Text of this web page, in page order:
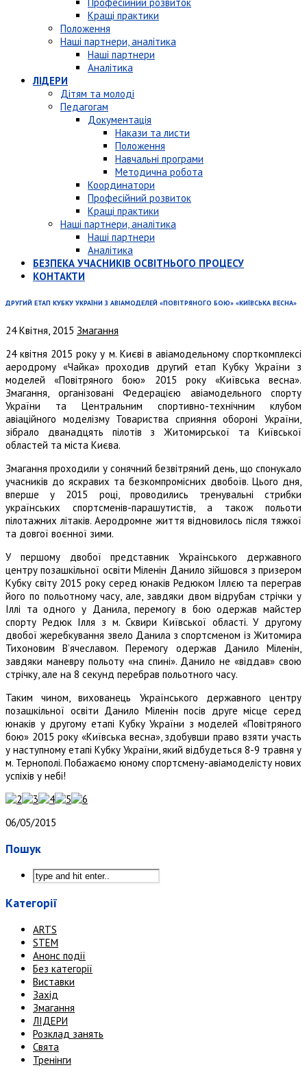
Кращі практики
Положення
Наші партнери, аналітика
Наші партнери
Аналітика
ЛІДЕРИ
Дітям та молоді
Педагогам
Документація
Накази та листи
Положення
Навчальні програми
Методична робота
Координатори
Професійний розвиток
Кращі практики
Наші партнери, аналітика
Наші партнери
Аналітика
БЕЗПЕКА УЧАСНИКІВ ОСВІТНЬОГО ПРОЦЕСУ
КОНТАКТИ
ДРУГИЙ ЕТАП КУБКУ УКРАЇНИ З АВІАМОДЕЛЕЙ «ПОВІТРЯНОГО БОЮ» «КИЇВСЬКА ВЕСНА»
24 Квітня, 2015 Змагання
24 квітня 2015 року у м. Києві в авіамодельному спорткомплексі
аеродрому «Чайка» проходив другий етап Кубку України з
моделей «Повітряного бою» 2015 року «Київська весна».
Змагання, організовані Федерацією авіамодельного спорту
України та Центральним спортивно-технічним клубом
авіаційного моделізму Товариства сприяння обороні України,
зібрало дванадцять пілотів з Житомирської та Київської
областей та міста Києва.
Змагання проходили у сонячний безвітряний день, що спонукало
учасників до яскравих та безкомпромісних двобоїв. Цього дня,
вперше у 2015 році, проводились тренувальні стрибки
українських спортсменів-парашутистів, а також польоти
пілотажних літаків. Аеродромне життя відновилось після тяжкої
та довгої воєнної зими.
У першому двобої представник Українського державного
центру позашкільної освіти Міленін Данило зійшовся з призером
Кубку світу 2015 року серед юнаків Редюком Іллєю та переграв
його по польотному часу, але, завдяки двом відрубам стрічки у
Іллі та одного у Данила, перемогу в бою одержав майстер
спорту Редюк Ілля з м. Сквири Київської області. У другому
двобої жеребкування звело Данила з спортсменом із Житомира
Тихоновим В’ячеславом. Перемогу одержав Данило Міленін,
завдяки маневру польоту «на спині». Данило не «віддав» свою
стрічку, але на 8 секунд перебрав польотного часу.
Таким чином, вихованець Українського державного центру
позашкільної освіти Данило Міленін посів друге місце серед
юнаків у другому етапі Кубку України з моделей «Повітряного
бою» 2015 року «Київська весна», здобувши право взяти участь
у наступному етапі Кубку України, який відбудеться 8-9 травня у
м. Тернополі. Побажаємо юному спортсмену-авіамоделісту нових
успіхів у небі!
06/05/2015
Пошук
Категорії
ARTS
STEM
Анонс події
Без категорії
Виставки
Захід
Змагання
ЛІДЕРИ
Розклад занять
Свята
Тренінги